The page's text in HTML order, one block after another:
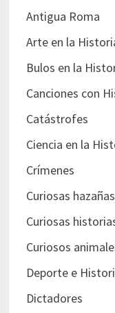
Antigua Roma
Arte en la
Bulos en la
Canciones con
Catástrofes
Ciencia en la
Crímenes
Curiosas hazañas
Curiosas
Curiosos
Deporte e
Dictadores